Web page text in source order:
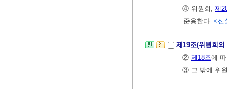
④ 위원회, 제
준용한다. <신
제19조(위원회
② 제18조에
③ 그 밖에 위